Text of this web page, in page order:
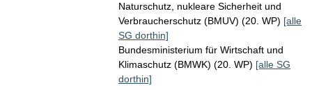
Naturschutz, nukleare Sicherheit und
Verbraucherschutz (BMUV) (20. WP) [alle
SG dorthin]
Bundesministerium für Wirtschaft und
Klimaschutz (BMWK) (20. WP) [alle SG
dorthin]